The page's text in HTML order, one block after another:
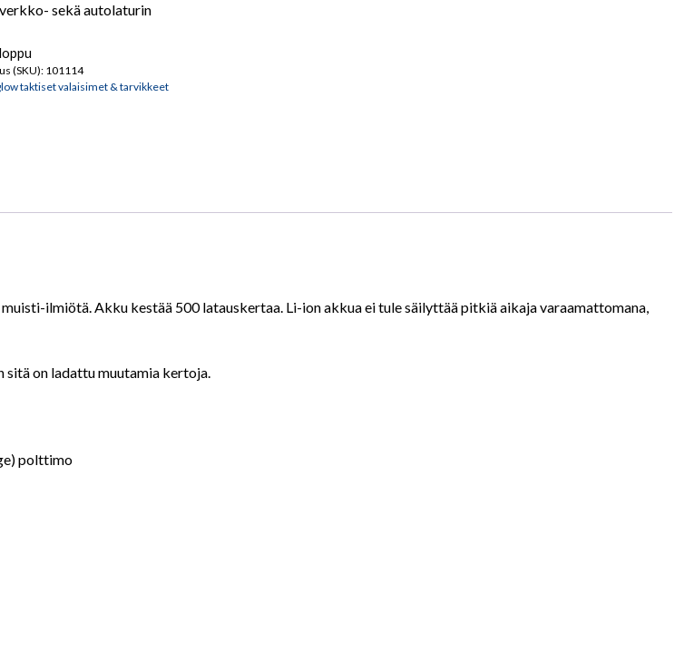
sekä autolaturin
(SKU): 101114
taktiset valaisimet & tarvikkeet
ilmiötä. Akku kestää 500 latauskertaa. Li-ion akkua ei tule säilyttää pitkiä aikaja varaamattomana,
sitä on ladattu muutamia kertoja.
polttimo